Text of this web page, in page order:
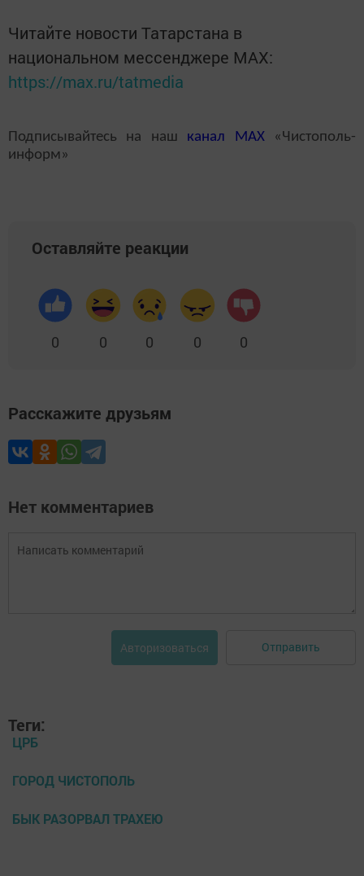
Читайте новости Татарстана в
национальном мессенджере MАХ:
https://max.ru/tatmedia
Подписывайтесь на наш канал MAX«Чистополь-
информ»
Оставляйте реакции
0 0 0 0 0
Расскажите друзьям
Нет комментариев
Авторизоваться Отправить
Теги:
ЦРБ
ГОРОД ЧИСТОПОЛЬ
БЫК РАЗОРВАЛ ТРАХЕЮ